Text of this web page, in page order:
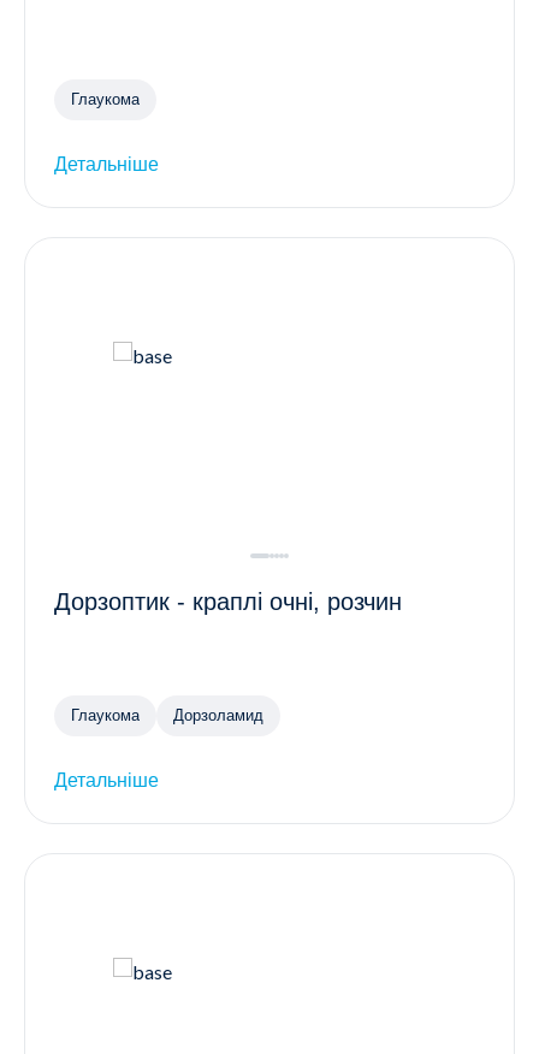
Глаукома
Детальніше
Дорзоптик - краплі очні, розчин
Глаукома Дорзоламид
Детальніше